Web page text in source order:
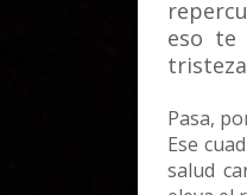
eso te
Pasa,
Ese
salud